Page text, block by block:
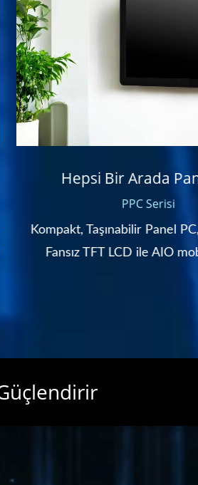
Bir Arada Panel PC
Panel PC, 15" ~ 21.5"
LCD ile AIO mobil çözüm.